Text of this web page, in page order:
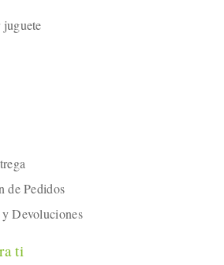
de Pedidos
Devoluciones
ti